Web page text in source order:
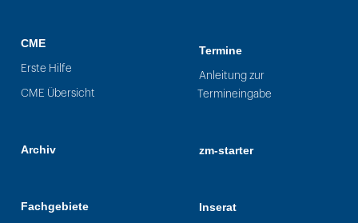
CME
Erste Hilfe
CME Übersicht
Archiv
Fachgebiete
Termine
Anleitung zur
Termineingabe
zm-starter
Inserat